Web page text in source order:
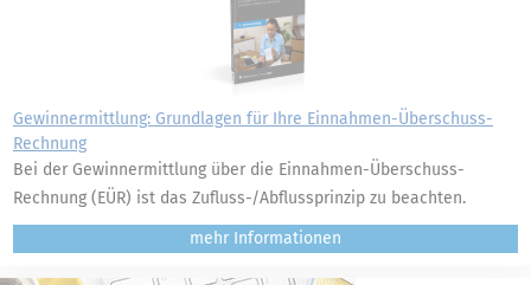
Gewinnermittlung: Grundlagen für Ihre Einnahmen-Überschuss-
Rechnung
Bei der Gewinnermittlung über die Einnahmen-Überschuss-
Rechnung (EÜR) ist das Zufluss-/Abflussprinzip zu beachten.
mehr